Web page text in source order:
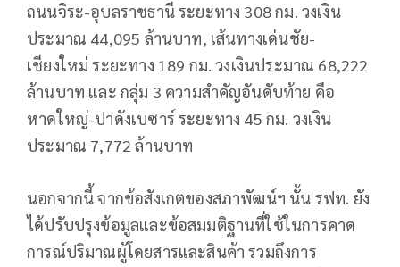
ถนนจิระ-อุบลราชธานี ระยะทาง 308 กม. วงเงิน
ประมาณ 44,095 ล้านบาท, เส้นทางเด่นชัย-
เชียงใหม่ ระยะทาง 189 กม. วงเงินประมาณ 68,222
ล้านบาท และ กลุ่ม 3 ความสำคัญอันดับท้าย คือ
หาดใหญ่-ปาดังเบซาร์ ระยะทาง 45 กม. วงเงิน
ประมาณ 7,772 ล้านบาท
นอกจากนี้ จากข้อสังเกตของสภาพัฒน์ฯ นั้น รฟท. ยัง
ได้ปรับปรุงข้อมูลและข้อสมมติฐานที่ใช้ในการคาด
การณ์ปริมาณผู้โดยสารและสินค้า รวมถึงการ